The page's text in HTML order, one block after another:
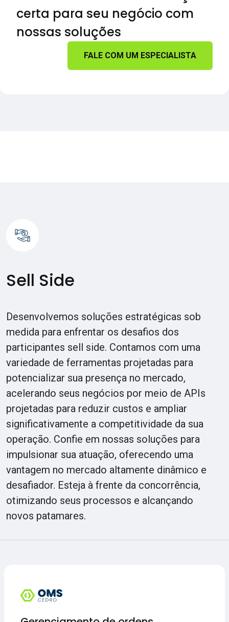
certa para seu negócio com
nossas soluções
FALE COM UM ESPECIALISTA
Sell Side
Desenvolvemos soluções estratégicas sob
medida para enfrentar os desafios dos
participantes sell side. Contamos com uma
variedade de ferramentas projetadas para
potencializar sua presença no mercado,
acelerando seus negócios por meio de APIs
projetadas para reduzir custos e ampliar
significativamente a competitividade da sua
operação. Confie em nossas soluções para
impulsionar sua atuação, oferecendo uma
vantagem no mercado altamente dinâmico e
desafiador. Esteja à frente da concorrência,
otimizando seus processos e alcançando
novos patamares.